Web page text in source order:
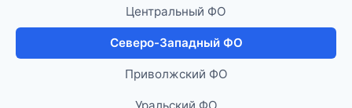
Центральный ФО
Северо-Западный ФО
Приволжский ФО